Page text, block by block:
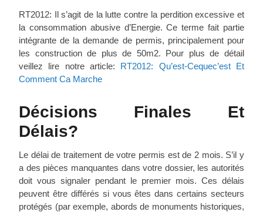
RT2012: Il s’agit de la lutte contre la perdition excessive et
la consommation abusive d’Energie. Ce terme fait partie
intégrante de la demande de permis, principalement pour
les construction de plus de 50m2. Pour plus de détail
veillez lire notre article: RT2012: Qu’est-Cequec’est Et
Comment Ca Marche
Décisions Finales Et
Délais?
Le délai de traitement de votre permis est de 2 mois. S’il y
a des pièces manquantes dans votre dossier, les autorités
doit vous signaler pendant le premier mois. Ces délais
peuvent être différés si vous êtes dans certains secteurs
protégés (par exemple, abords de monuments historiques,